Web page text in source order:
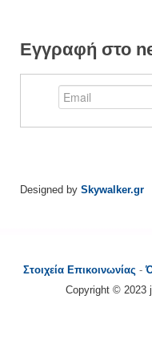
Εγγραφή στο
Designed by Skywalker.gr
Στοιχεία Επικοινωνίας -
Copyright © 2023